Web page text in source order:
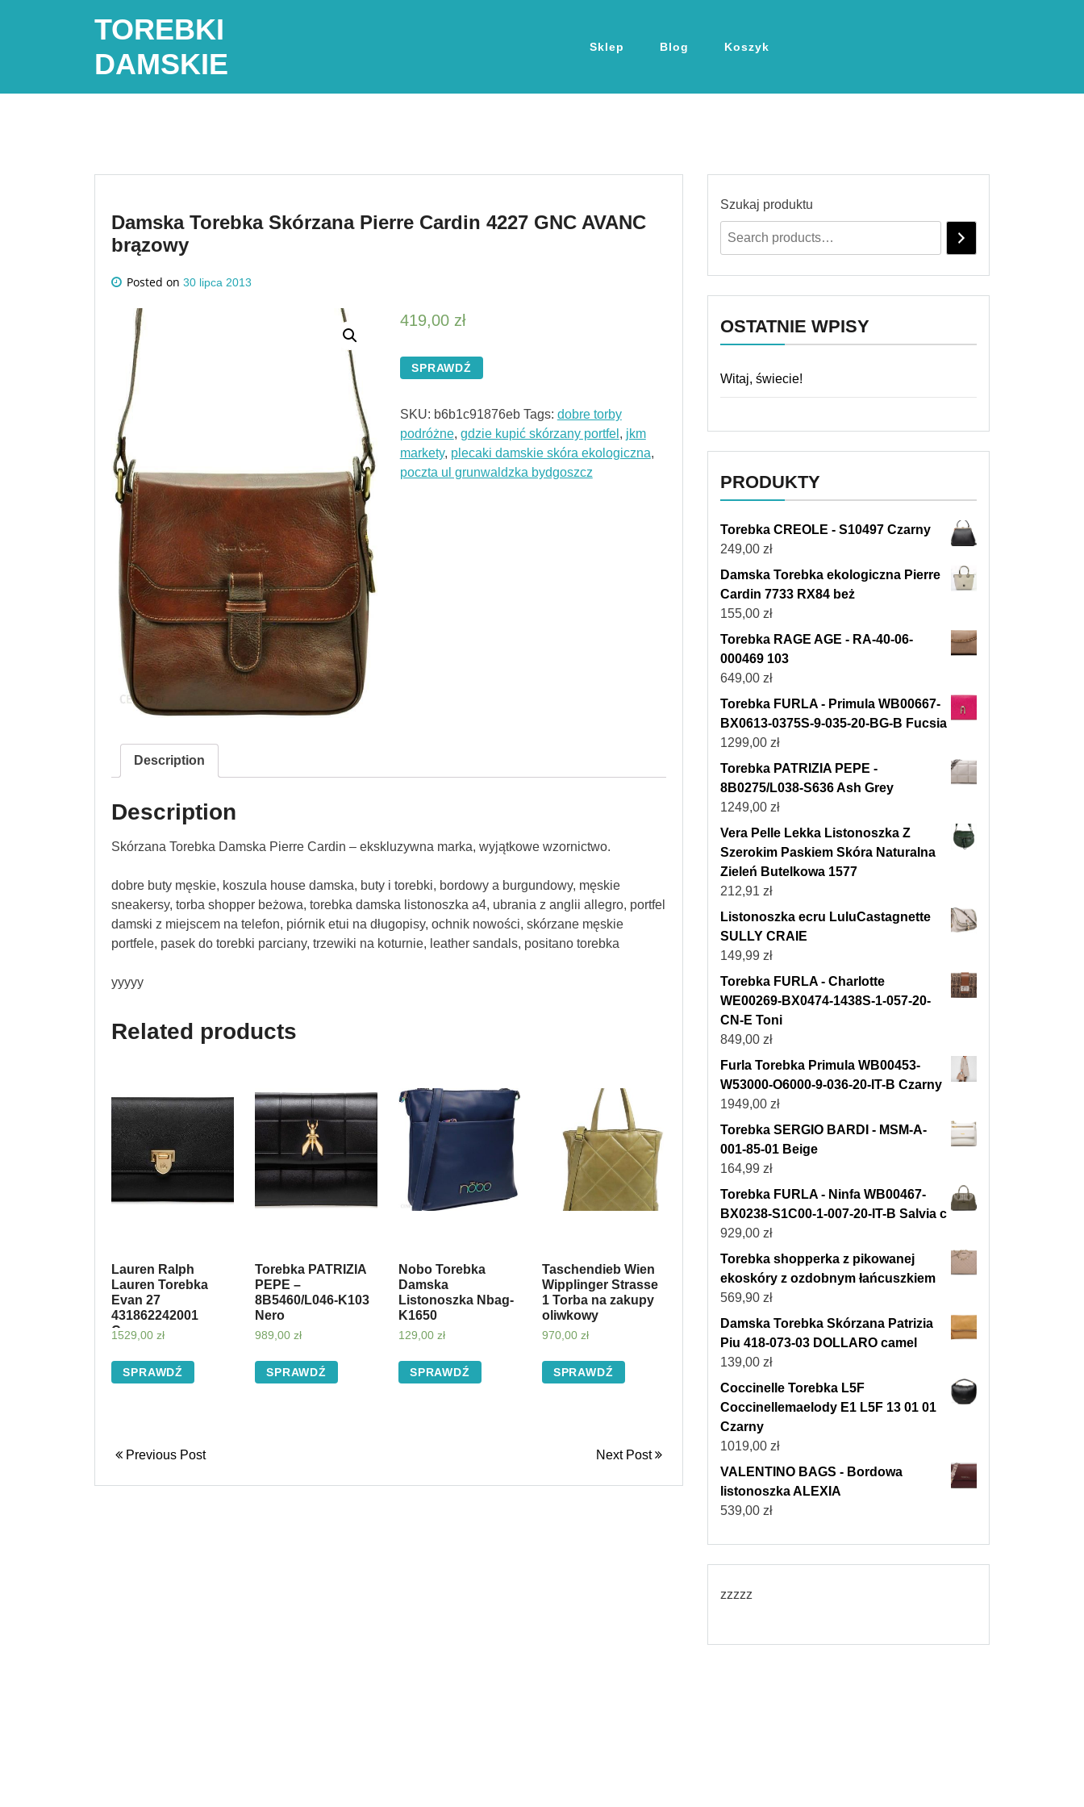
TOREBKI
DAMSKIE
Sklep Blog Koszyk
Damska Torebka Skórzana Pierre Cardin 4227 GNC AVANC
brązowy
Posted on 30 lipca 2013
419,00 zł
SPRAWDŹ
SKU: b6b1c91876eb Tags: dobre torby
podróżne, gdzie kupić skórzany portfel , jkm
markety, plecaki damskie skóra ekologiczna,
poczta ul grunwaldzka bydgoszcz
Description
Description
Skórzana Torebka Damska Pierre Cardin – ekskluzywna marka, wyjątkowe wzornictwo.
dobre buty męskie, koszula house damska, buty i torebki, bordowy a burgundowy, męskie
sneakersy, torba shopper beżowa, torebka damska listonoszka a4, ubrania z anglii allegro, portfel
damski z miejscem na telefon, piórnik etui na długopisy, ochnik nowości, skórzane męskie
portfele, pasek do torebki parciany, trzewiki na koturnie, leather sandals, positano torebka
yyyyy
Related products
Lauren Ralph
Lauren Torebka
Evan 27
431862242001
Czarny
1529,00 zł
SPRAWDŹ
Torebka PATRIZIA
PEPE –
8B5460/L046-K103
Nero
989,00 zł
SPRAWDŹ
Nobo Torebka
Damska
Listonoszka Nbag-
K1650
129,00 zł
SPRAWDŹ
Taschendieb Wien
Wipplinger Strasse
1 Torba na zakupy
oliwkowy
970,00 zł
SPRAWDŹ
Previous Post Next Post
Szukaj produktu
OSTATNIE WPISY
Witaj, świecie!
PRODUKTY
Torebka CREOLE - S10497 Czarny
249,00 zł
Damska Torebka ekologiczna Pierre
Cardin 7733 RX84 beż
155,00 zł
Torebka RAGE AGE - RA-40-06-
000469 103
649,00 zł
Torebka FURLA - Primula WB00667-
BX0613-0375S-9-035-20-BG-B Fucsia
1299,00 zł
Torebka PATRIZIA PEPE -
8B0275/L038-S636 Ash Grey
1249,00 zł
Vera Pelle Lekka Listonoszka Z
Szerokim Paskiem Skóra Naturalna
Zieleń Butelkowa 1577
212,91 zł
Listonoszka ecru LuluCastagnette
SULLY CRAIE
149,99 zł
Torebka FURLA - Charlotte
WE00269-BX0474-1438S-1-057-20-
CN-E Toni
849,00 zł
Furla Torebka Primula WB00453-
W53000-O6000-9-036-20-IT-B Czarny
1949,00 zł
Torebka SERGIO BARDI - MSM-A-
001-85-01 Beige
164,99 zł
Torebka FURLA - Ninfa WB00467-
BX0238-S1C00-1-007-20-IT-B Salvia c
929,00 zł
Torebka shopperka z pikowanej
ekoskóry z ozdobnym łańcuszkiem
569,90 zł
Damska Torebka Skórzana Patrizia
Piu 418-073-03 DOLLARO camel
139,00 zł
Coccinelle Torebka L5F
Coccinellemaelody E1 L5F 13 01 01
Czarny
1019,00 zł
VALENTINO BAGS - Bordowa
listonoszka ALEXIA
539,00 zł
zzzzz